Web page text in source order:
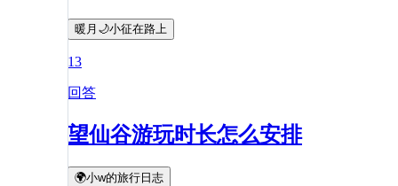
暖月🌙小征在路上
13
回答
望仙谷游玩时长怎么安排
🌍小w的旅行日志